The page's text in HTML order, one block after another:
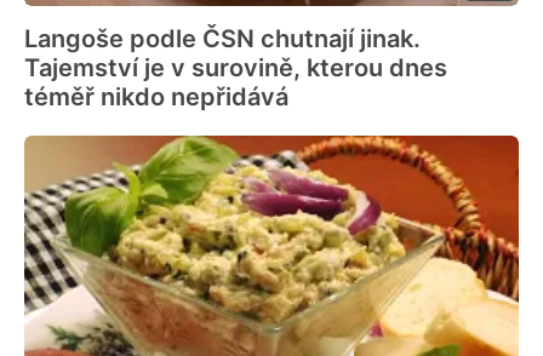
Langoše podle ČSN chutnají jinak.
Tajemství je v surovině, kterou dnes
téměř nikdo nepřidává